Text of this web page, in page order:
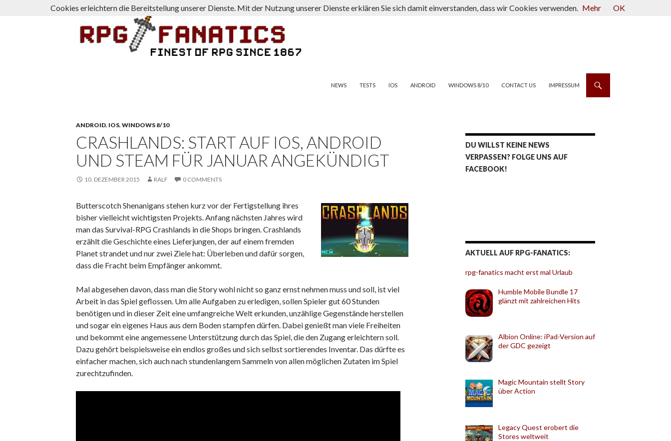
NEWS
TESTS IOS ANDROID WINDOWS 8/10 CONTACT US IMPRESSUM
ANDROID, IOS, WINDOWS 8/10
CRASHLANDS: START AUF IOS, ANDROID
UND STEAM FÜR JANUAR ANGEKÜNDIGT
10. DEZEMBER 2015 RALF 0 COMMENTS
Butterscotch Shenanigans stehen kurz vor der Fertigstellung ihres
bisher vielleicht wichtigsten Projekts. Anfang nächsten Jahres wird
man das Survival-RPG Crashlands in die Shops bringen. Crashlands
erzählt die Geschichte eines Lieferjungen, der auf einem fremden
Planet strandet und nur zwei Ziele hat: Überleben und dafür sorgen,
dass die Fracht beim Empfänger ankommt.
Mal abgesehen davon, dass man die Story wohl nicht so ganz ernst nehmen muss und soll, ist viel
Arbeit in das Spiel geflossen. Um alle Aufgaben zu erledigen, sollen Spieler gut 60 Stunden
benötigen und in dieser Zeit eine umfangreiche Welt erkunden, unzählige Gegenstände herstellen
und sogar ein eigenes Haus aus dem Boden stampfen dürfen. Dabei genießt man viele Freiheiten
und bekommt eine angemessene Unterstützung durch das Spiel, die den Zugang erleichtern soll.
Dazu gehört beispielsweise ein endlos großes und sich selbst sortierendes Inventar. Das dürfte es
einfacher machen, sich auch nach stundenlangem Sammeln von allen möglichen Zutaten im Spiel
zurechtzufinden.
DU WILLST KEINE NEWS
VERPASSEN? FOLGE UNS AUF
FACEBOOK!
AKTUELL AUF RPG-FANATICS:
rpg-fanatics macht erst mal Urlaub
Humble Mobile Bundle 17
glänzt mit zahlreichen Hits
Albion Online: iPad-Version auf
der GDC gezeigt
Magic Mountain stellt Story
über Action
Legacy Quest erobert die
Stores weltweit
Cookies erleichtern die Bereitstellung unserer Dienste. Mit der Nutzung unserer Dienste erklären Sie sich damit einverstanden, dass wir Cookies verwenden. Mehr OK